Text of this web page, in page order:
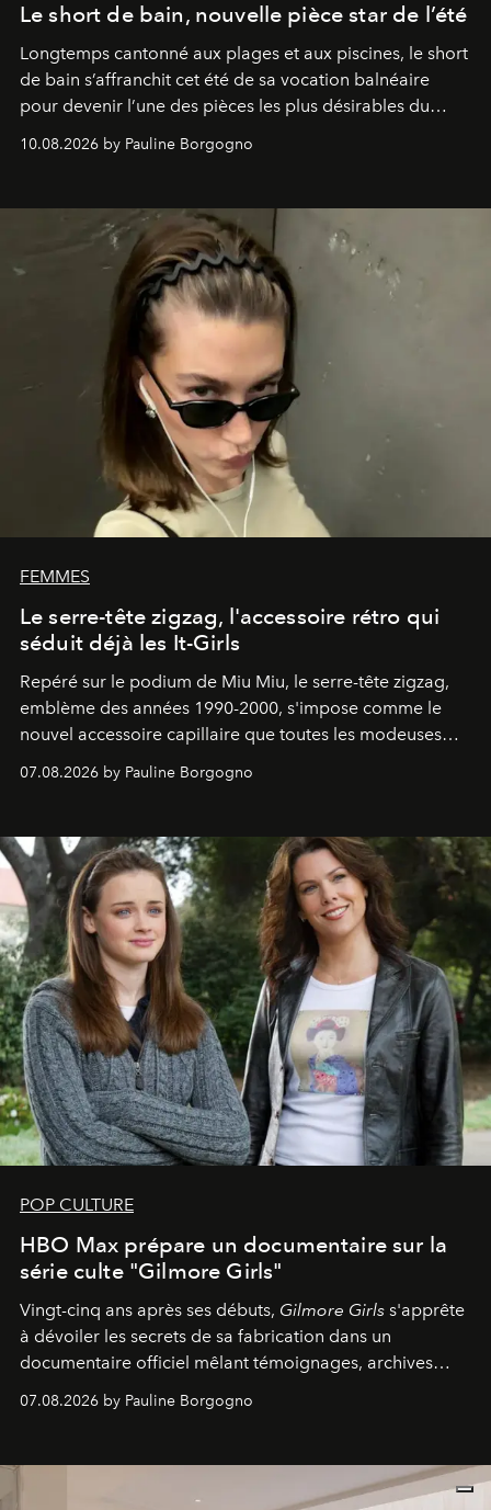
Le short de bain, nouvelle pièce star de l’été
Longtemps cantonné aux plages et aux piscines, le short
de bain s’affranchit cet été de sa vocation balnéaire
pour devenir l’une des pièces les plus désirables du
10.08.2026 by Pauline Borgogno
FEMMES
Le serre-tête zigzag, l'accessoire rétro qui
séduit déjà les It-Girls
Repéré sur le podium de Miu Miu, le serre-tête zigzag,
emblème des années 1990-2000, s'impose comme le
nouvel accessoire capillaire que toutes les modeuses
s'arrachent déjà.
07.08.2026 by Pauline Borgogno
POP CULTURE
HBO Max prépare un documentaire sur la
série culte "Gilmore Girls"
Vingt-cinq ans après ses débuts, Gilmore Girls s'apprête
à dévoiler les secrets de sa fabrication dans un
documentaire officiel mêlant témoignages, archives
inédites et plongée dans les coulisses d'un phénomène
générationnel.
07.08.2026 by Pauline Borgogno